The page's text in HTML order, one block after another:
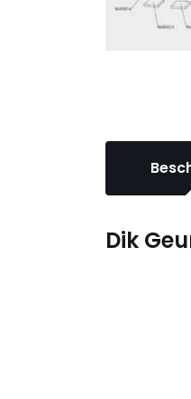
Dik